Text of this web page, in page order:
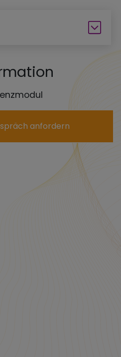
anfordern